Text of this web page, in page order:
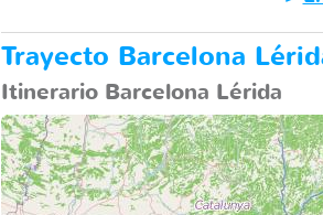
Trayecto Barcelona
Itinerario Barcelona Lérida